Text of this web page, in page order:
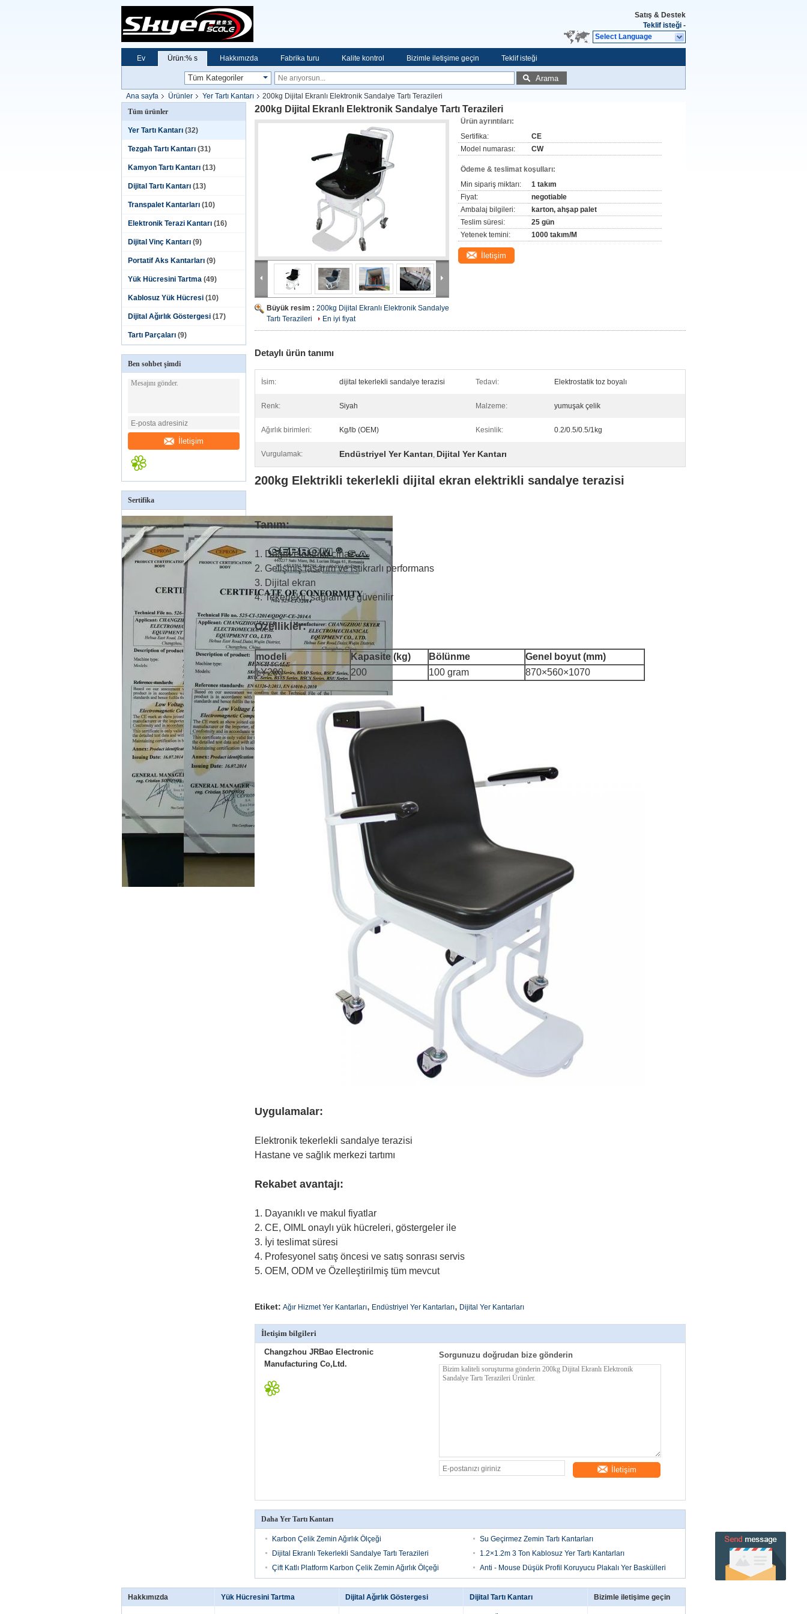
Satış & Destek
Teklif isteği -
Select Language
Ev Ürün:% s Hakkımızda Fabrika turu Kalite kontrol Bizimle iletişime geçin Teklif isteği
Arama
Ana sayfa Ürünler Yer Tartı Kantarı
200kg Dijital Ekranlı Elektronik Sandalye Tartı Terazileri
Tüm ürünler
Yer Tartı Kantarı (32)
Tezgah Tartı Kantarı (31)
Kamyon Tartı Kantarı (13)
Dijital Tartı Kantarı (13)
Transpalet Kantarları (10)
Elektronik Terazi Kantarı (16)
Dijital Vinç Kantarı (9)
Portatif Aks Kantarları (9)
Yük Hücresini Tartma (49)
Kablosuz Yük Hücresi (10)
Dijital Ağırlık Göstergesi (17)
Tartı Parçaları (9)
Ben sohbet şimdi
İletişim
Sertifika
200kg Dijital Ekranlı Elektronik Sandalye Tartı Terazileri
Büyük resim : 200kg Dijital Ekranlı Elektronik Sandalye
Tartı Terazileri
En iyi fiyat
Ürün ayrıntıları:
Sertifika:
CE
Model numarası:
CW
Ödeme & teslimat koşulları:
Min sipariş miktarı:
1 takım
Fiyat:
negotiable
Ambalaj bilgileri:
karton, ahşap palet
Teslim süresi:
25 gün
Yetenek temini:
1000 takım/M
İletişim
Detaylı ürün tanımı
İsim: dijital tekerlekli sandalye terazisi Tedavi: Elektrostatik toz boyalı
Renk: Siyah Malzeme: yumuşak çelik
Ağırlık birimleri: Kg/lb (OEM) Kesinlik: 0.2/0.5/0.5/1kg
Vurgulamak: Endüstriyel Yer Kantarı, Dijital Yer Kantarı
200kg Elektrikli tekerlekli dijital ekran elektrikli sandalye terazisi
Tanım:
1. Doğru elektrikli cihaz
2. Gelişmiş tasarım ve istikrarlı performans
3. Dijital ekran
4. Tekerlekli, sağlam ve güvenilir
Özellikler:
modeli Kapasite (kg) Bölünme
Genel boyut (mm)
LY200
200 100 gram 870×560×1070
Uygulamalar:
Elektronik tekerlekli sandalye terazisi
Hastane ve sağlık merkezi tartımı
Rekabet avantajı:
1. Dayanıklı ve makul fiyatlar
2. CE, OIML onaylı yük hücreleri, göstergeler ile
3. İyi teslimat süresi
4. Profesyonel satış öncesi ve satış sonrası servis
5. OEM, ODM ve Özelleştirilmiş tüm mevcut
Etiket: Ağır Hizmet Yer Kantarları, Endüstriyel Yer Kantarları, Dijital Yer Kantarları
İletişim bilgileri
Changzhou JRBao Electronic
Manufacturing Co,Ltd.
Sorgunuzu doğrudan bize gönderin
İletişim
Daha Yer Tartı Kantarı
Karbon Çelik Zemin Ağırlık Ölçeği
Su Geçirmez Zemin Tartı Kantarları
Dijital Ekranlı Tekerlekli Sandalye Tartı Terazileri
1.2×1.2m 3 Ton Kablosuz Yer Tartı Kantarları
Çift Katlı Platform Karbon Çelik Zemin Ağırlık Ölçeği
Anti - Mouse Düşük Profil Koruyucu Plakalı Yer Baskülleri
Hakkımızda Yük Hücresini Tartma Dijital Ağırlık Göstergesi Dijital Tartı Kantarı Bizimle iletişime geçin